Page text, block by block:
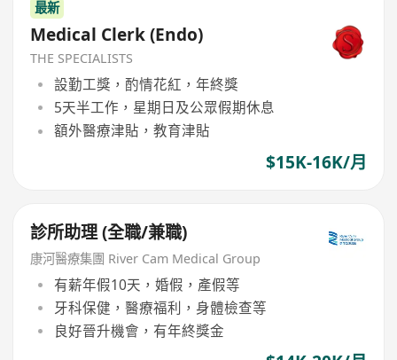
最新
Medical Clerk (Endo)
THE SPECIALISTS
設勤工獎，酌情花紅，年終獎
5天半工作，星期日及公眾假期休息
額外醫療津貼，教育津貼
$15K-16K/月
診所助理 (全職/兼職)
康河醫療集團 River Cam Medical Group
有薪年假10天，婚假，產假等
牙科保健，醫療福利，身體檢查等
良好晉升機會，有年終獎金